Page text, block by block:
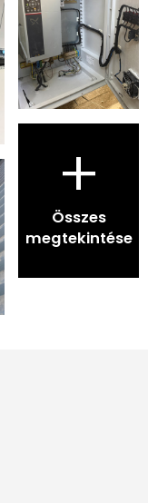
+
Összes
megtekintése